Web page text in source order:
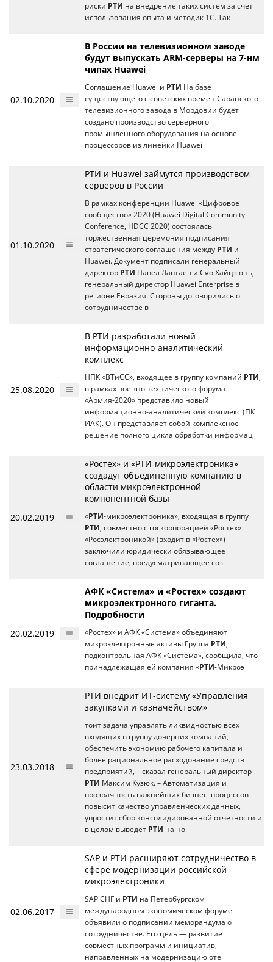
риски РТИ на внедрение таких систем за счет
использования опыта и методик 1С. Так
02.10.2020
В России на телевизионном заводе
будут выпускать ARM-серверы на 7-нм
чипах Huawei
Соглашение Huawei и РТИ На базе
существующего с советских времен Саранского
телевизионного завода в Мордовии будет
создано производство серверного
промышленного оборудования на основе
процессоров из линейки Huawei
01.10.2020
РТИ и Huawei займутся производством
серверов в России
В рамках конференции Huawei «Цифровое
сообщество» 2020 (Huawei Digital Community
Conference, HDCC 2020) состоялась
торжественная церемония подписания
стратегического соглашения между РТИ и
Huawei. Документ подписали генеральный
директор РТИ Павел Лаптаев и Сяо Хайцзюнь,
генеральный директор Huawei Enterprise в
регионе Евразия. Стороны договорились о
сотрудничестве в
25.08.2020
В РТИ разработали новый
информационно-аналитический
комплекс
НПК «ВТиСС», входящее в группу компаний РТИ
в рамках военно-технического форума
«Армия-2020» представило новый
информационно-аналитический комплекс (ПК
ИАК). Он представляет собой комплексное
решение полного цикла обработки информац
20.02.2019
«Ростех» и «РТИ-микроэлектроника»
создадут объединенную компанию в
области микроэлектронной
компонентной базы
«РТИ-микроэлектроника», входящая в группу
РТИ , совместно с госкорпорацией «Ростех»
«Росэлектроникой» (входит в «Ростех»)
заключили юридически обязывающее
соглашение, предусматривающее соз
20.02.2019
АФК «Система» и «Ростех» создают
микроэлектронного гиганта.
Подробности
«Ростех» и АФК «Система» объединяют
микроэлектронные активы Группа РТИ
подконтрольная АФК «Система», сообщила, что
принадлежащая ей компания «РТИ-Микроэ
23.03.2018
РТИ внедрит ИТ-систему «Управления
закупками и казначейством»
тоит задача управлять ликвидностью всех
входящих в группу дочерних компаний,
обеспечить экономию рабочего капитала и
более рациональное расходование средств
предприятий, – сказал генеральный директор
РТИ Максим Кузюк. – Автоматизация и
прозрачность важнейших бизнес–процессов
повысит качество управленческих данных,
упростит сбор консолидированной отчетности и
в целом выведет РТИ на но
02.06.2017
SAP и РТИ расширяют сотрудничество в
сфере модернизации российской
микроэлектроники
SAP СНГ и РТИ на Петербургском
международном экономическом форуме
объявили о подписании меморандума о
сотрудничестве. Его цель — развитие
совместных программ и инициатив,
направленных на модернизацию оте